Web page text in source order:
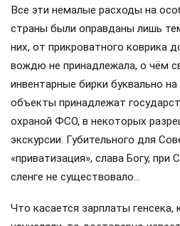
Все эти немалые расходы на
страны были оправданы лишь
них, от прикроватного коврика
вождю не принадлежала, о чём
инвентарные бирки буквально
объекты принадлежат
охраной ФСО, в некоторых
экскурсии. Губительного для
«приватизация», слава Богу, при
сленге не существовало…
Что касается зарплаты